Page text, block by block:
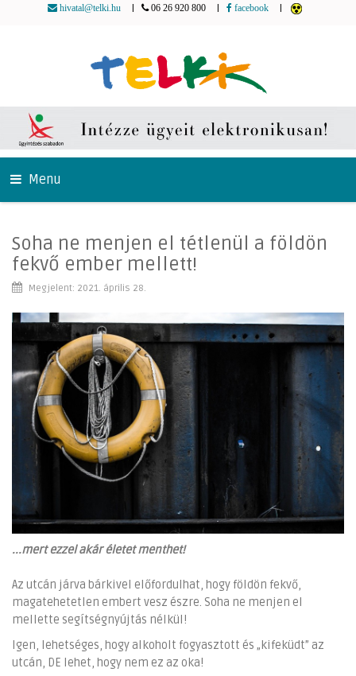
hivatal@telki.hu 06 26 920 800 facebook
Menu
Soha ne menjen el tétlenül a földön
fekvő ember mellett!
Megjelent: 2021. április 28.
...mert ezzel akár életet menthet!
Az utcán járva bárkivel előfordulhat, hogy földön fekvő,
magatehetetlen embert vesz észre. Soha ne menjen el
mellette segítségnyújtás nélkül!
Igen, lehetséges, hogy alkoholt fogyasztott és „kifeküdt” az
utcán, DE lehet, hogy nem ez az oka!